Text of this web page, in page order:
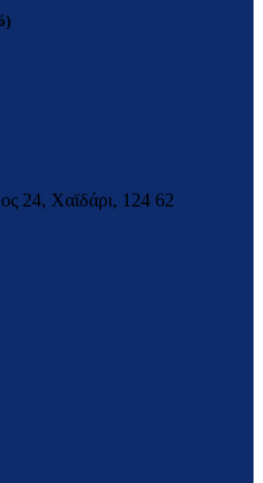
24, Χαϊδάρι, 124 62